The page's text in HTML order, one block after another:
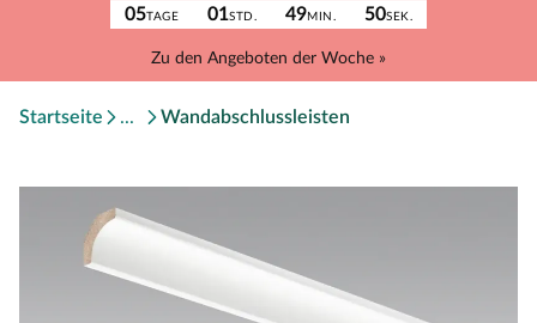
05TAGE 01STD. 49MIN. 50SEK.
Zu den Angeboten der Woche »
Startseite Wandabschlussleisten